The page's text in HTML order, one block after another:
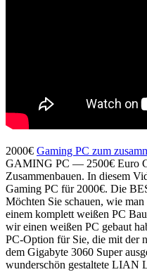
2000€ Gaming PC zum
GAMING PC — 2500€ Euro
Zusammenbauen. In diesem
Gaming PC für 2000€. Die
Möchten Sie schauen, wie
einem komplett weißen PC
wir einen weißen PC gebaut
PC-Option für Sie, die mit der
dem Gigabyte 3060 Super
wunderschön gestaltete LIAN